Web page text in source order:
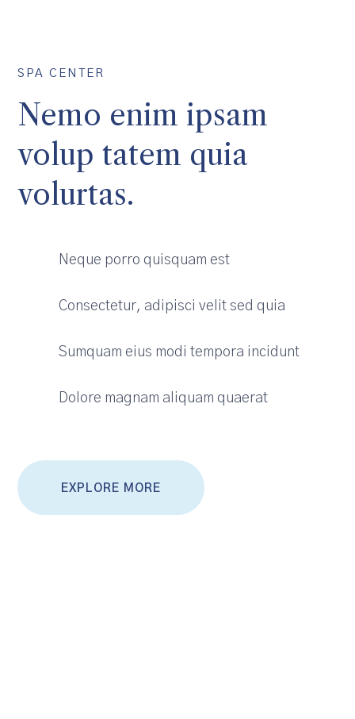
SPA CENTER
Nemo enim ipsam
volup tatem quia
volurtas.
Neque porro quisquam est
Consectetur, adipisci velit sed quia
Sumquam eius modi tempora incidunt
Dolore magnam aliquam quaerat
EXPLORE MORE